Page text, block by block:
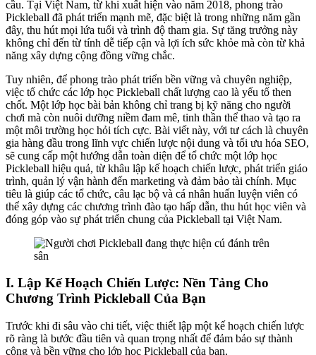
cầu. Tại Việt Nam, từ khi xuất hiện vào năm 2018, phong trào
Pickleball đã phát triển mạnh mẽ, đặc biệt là trong những năm gần
đây, thu hút mọi lứa tuổi và trình độ tham gia. Sự tăng trưởng này
không chỉ đến từ tính dễ tiếp cận và lợi ích sức khỏe mà còn từ khả
năng xây dựng cộng đồng vững chắc.
Tuy nhiên, để phong trào phát triển bền vững và chuyên nghiệp,
việc tổ chức các lớp học Pickleball chất lượng cao là yếu tố then
chốt. Một lớp học bài bản không chỉ trang bị kỹ năng cho người
chơi mà còn nuôi dưỡng niềm đam mê, tinh thần thể thao và tạo ra
một môi trường học hỏi tích cực. Bài viết này, với tư cách là chuyên
gia hàng đầu trong lĩnh vực chiến lược nội dung và tối ưu hóa SEO,
sẽ cung cấp một hướng dẫn toàn diện để tổ chức một lớp học
Pickleball hiệu quả, từ khâu lập kế hoạch chiến lược, phát triển giáo
trình, quản lý vận hành đến marketing và đảm bảo tài chính. Mục
tiêu là giúp các tổ chức, câu lạc bộ và cá nhân huấn luyện viên có
thể xây dựng các chương trình đào tạo hấp dẫn, thu hút học viên và
đóng góp vào sự phát triển chung của Pickleball tại Việt Nam.
I. Lập Kế Hoạch Chiến Lược: Nền Tảng Cho
Chương Trình Pickleball Của Bạn
Trước khi đi sâu vào chi tiết, việc thiết lập một kế hoạch chiến lược
rõ ràng là bước đầu tiên và quan trọng nhất để đảm bảo sự thành
công và bền vững cho lớp học Pickleball của bạn.